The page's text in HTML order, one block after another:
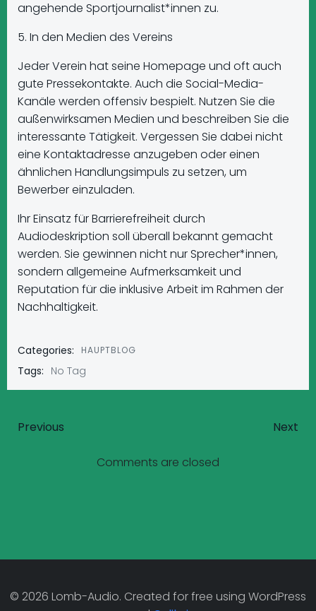
angehende Sportjournalist*innen zu.
5. In den Medien des Vereins
Jeder Verein hat seine Homepage und oft auch
gute Pressekontakte. Auch die Social-Media-
Kanäle werden offensiv bespielt. Nutzen Sie die
außenwirksamen Medien und beschreiben Sie die
interessante Tätigkeit. Vergessen Sie dabei nicht
eine Kontaktadresse anzugeben oder einen
ähnlichen Handlungsimpuls zu setzen, um
Bewerber einzuladen.
Ihr Einsatz für Barrierefreiheit durch
Audiodeskription soll überall bekannt gemacht
werden. Sie gewinnen nicht nur Sprecher*innen,
sondern allgemeine Aufmerksamkeit und
Reputation für die inklusive Arbeit im Rahmen der
Nachhaltigkeit.
Categories: HAUPTBLOG
Tags: No Tag
Post
navigation
Previous Next
Comments are closed
© 2026 Lomb-Audio. Created for free using WordPress